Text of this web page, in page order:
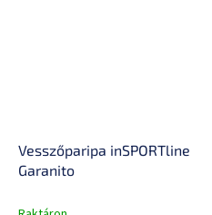
Vesszőparipa inSPORTline
Garanito